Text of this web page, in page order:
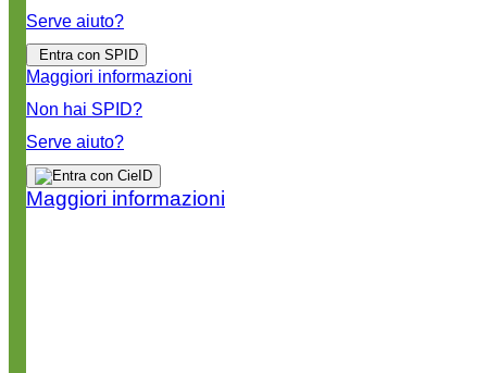
Serve aiuto?
Entra con SPID
Maggiori informazioni
Non hai SPID?
Serve aiuto?
Maggiori informazioni